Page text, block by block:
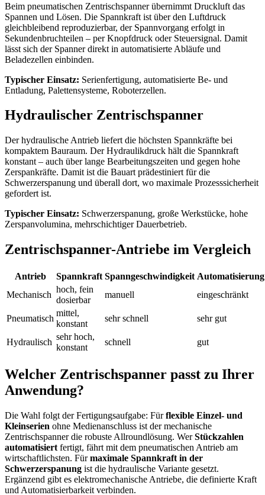
Beim pneumatischen Zentrischspanner übernimmt Druckluft das
Spannen und Lösen. Die Spannkraft ist über den Luftdruck
gleichbleibend reproduzierbar, der Spannvorgang erfolgt in
Sekundenbruchteilen – per Knopfdruck oder Steuersignal. Damit
lässt sich der Spanner direkt in automatisierte Abläufe und
Beladezellen einbinden.
Typischer Einsatz: Serienfertigung, automatisierte Be- und
Entladung, Palettensysteme, Roboterzellen.
Hydraulischer Zentrischspanner
Der hydraulische Antrieb liefert die höchsten Spannkräfte bei
kompaktem Bauraum. Der Hydraulikdruck hält die Spannkraft
konstant – auch über lange Bearbeitungszeiten und gegen hohe
Zerspankräfte. Damit ist die Bauart prädestiniert für die
Schwerzerspanung und überall dort, wo maximale Prozesssicherheit
gefordert ist.
Typischer Einsatz: Schwerzerspanung, große Werkstücke, hohe
Zerspanvolumina, mehrschichtiger Dauerbetrieb.
Zentrischspanner-Antriebe im Vergleich
Antrieb Spannkraft Spanngeschwindigkeit Automatisierung
Mechanisch
hoch, fein
dosierbar
manuell eingeschränkt
Pneumatisch
mittel,
konstant
sehr schnell sehr gut
Hydraulisch
sehr hoch,
konstant
schnell gut
Welcher Zentrischspanner passt zu Ihrer
Anwendung?
Die Wahl folgt der Fertigungsaufgabe: Fürflexible Einzel- und
Kleinserien ohne Medienanschluss ist der mechanische
Zentrischspanner die robuste Allroundlösung. WerStückzahlen
automatisiert fertigt, fährt mit dem pneumatischen Antrieb am
wirtschaftlichsten. Fürmaximale Spannkraft in der
Schwerzerspanung ist die hydraulische Variante gesetzt.
Ergänzend gibt es elektromechanische Antriebe, die definierte Kraft
und Automatisierbarkeit verbinden.